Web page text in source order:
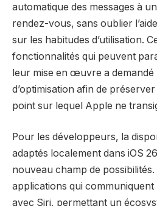
automatique des messages à
rendez-vous, sans oublier
sur les habitudes d’utilisation.
fonctionnalités qui peuvent
leur mise en œuvre a
d’optimisation afin de
point sur lequel Apple ne
Pour les développeurs, la
adaptés localement dans iOS
nouveau champ de
applications qui
avec Siri, permettant un